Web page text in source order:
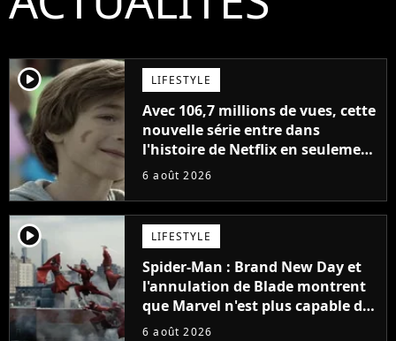
player2 LIFESTYLE
Avec 106,7 millions de vues, cette
nouvelle série entre dans
l'histoire de Netflix en seulement
48 jours
6 août 2026
player2 LIFESTYLE
Spider-Man : Brand New Day et
l'annulation de Blade montrent
que Marvel n'est plus capable de
faire quoi que ce soit de simple
6 août 2026